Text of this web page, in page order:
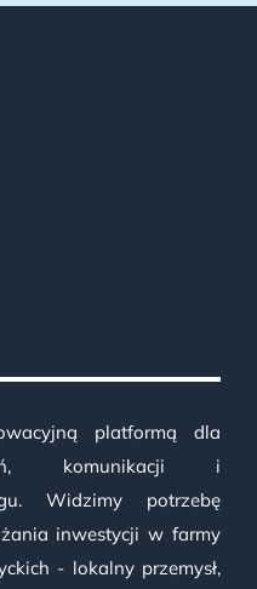
platformą dla
komunikacji i
Widzimy potrzebę
inwestycji w farmy
- lokalny przemysł,